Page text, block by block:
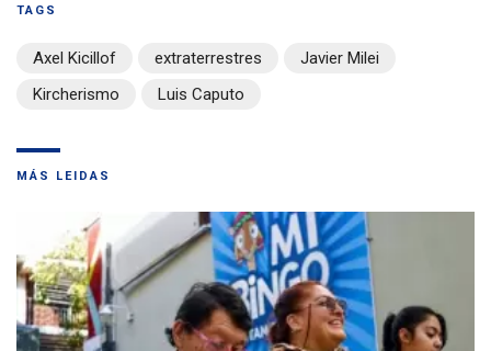
TAGS
Axel Kicillof extraterrestres
Javier Milei
Kircherismo
Luis Caputo
MÁS LEIDAS